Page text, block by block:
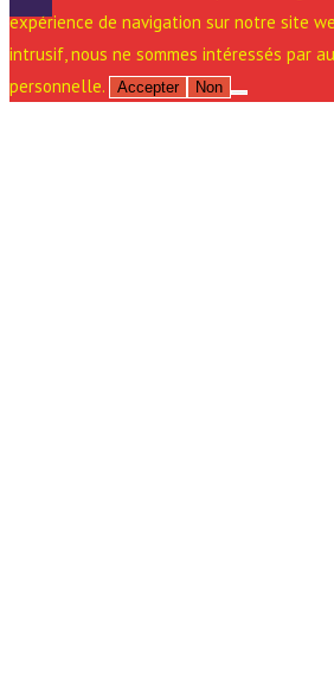
expérience de navigation sur notre site
intrusif, nous ne sommes intéressés par
personnelle.
Accepter Non